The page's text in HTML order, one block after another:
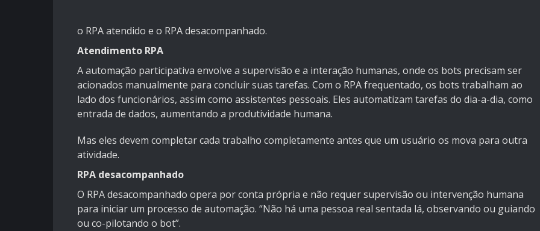
o RPA atendido e o RPA desacompanhado.
Atendimento RPA
A automação participativa envolve a supervisão e a interação humanas, onde os bots precisam ser
acionados manualmente para concluir suas tarefas. Com o RPA frequentado, os bots trabalham ao
lado dos funcionários, assim como assistentes pessoais. Eles automatizam tarefas do dia-a-dia, como
entrada de dados, aumentando a produtividade humana.
Mas eles devem completar cada trabalho completamente antes que um usuário os mova para outra
atividade.
RPA desacompanhado
O RPA desacompanhado opera por conta própria e não requer supervisão ou intervenção humana
para iniciar um processo de automação. “Não há uma pessoa real sentada lá, observando ou guiando
ou co-pilotando o bot”.